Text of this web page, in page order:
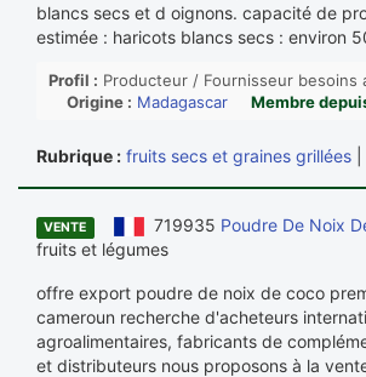
blancs secs et d oignons. capacité de
estimée : haricots blancs secs : environ
Profil : Producteur / Fournisseur besoins
Origine : Madagascar Membre
Rubrique : fruits secs et graines grillées
VENTE 719935 Poudre De Noix
fruits et légumes
offre export poudre de noix de coco
cameroun recherche d'acheteurs
agroalimentaires, fabricants de
et distributeurs nous proposons à la